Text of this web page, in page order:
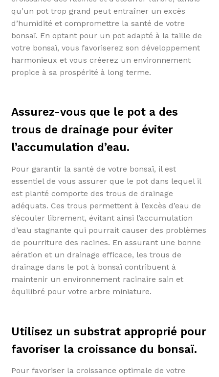
qu’un pot trop grand peut entraîner un excès
d’humidité et compromettre la santé de votre
bonsaï. En optant pour un pot adapté à la taille de
votre bonsaï, vous favoriserez son développement
harmonieux et vous créerez un environnement
propice à sa prospérité à long terme.
Assurez-vous que le pot a des
trous de drainage pour éviter
l’accumulation d’eau.
Pour garantir la santé de votre bonsaï, il est
essentiel de vous assurer que le pot dans lequel il
est planté comporte des trous de drainage
adéquats. Ces trous permettent à l’excès d’eau de
s’écouler librement, évitant ainsi l’accumulation
d’eau stagnante qui pourrait causer des problèmes
de pourriture des racines. En assurant une bonne
aération et un drainage efficace, les trous de
drainage dans le pot à bonsaï contribuent à
maintenir un environnement racinaire sain et
équilibré pour votre arbre miniature.
Utilisez un substrat approprié pour
favoriser la croissance du bonsaï.
Pour favoriser la croissance optimale de votre